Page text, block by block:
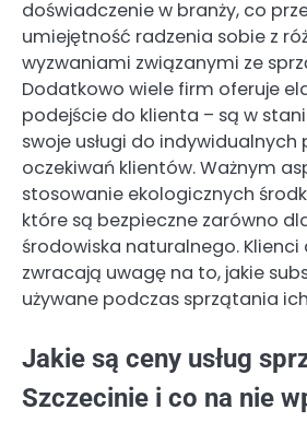
doświadczenie w branży, co
umiejętność radzenia sobie z
wyzwaniami związanymi ze
Dodatkowo wiele firm oferuje
podejście do klienta – są w
swoje usługi do
oczekiwań klientów. Ważnym
stosowanie ekologicznych
które są bezpieczne zarówno
środowiska naturalnego. Klienci
zwracają uwagę na to, jakie
używane podczas sprzątania
Jakie są ceny usług
Szczecinie i co na nie